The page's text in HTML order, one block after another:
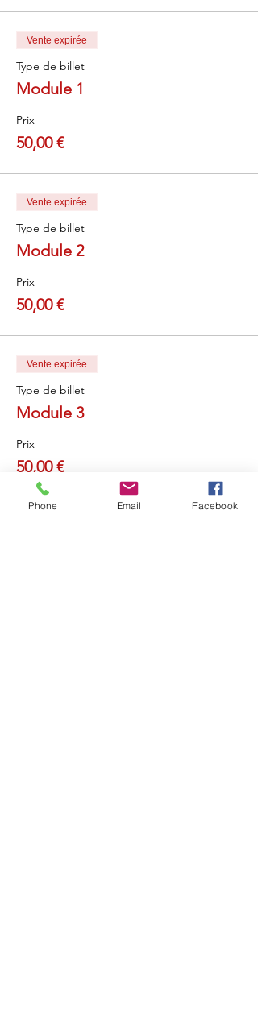
Vente expirée
Type de billet
Module 1
Prix
50,00 €
Vente expirée
Type de billet
Module 2
Prix
50,00 €
Vente expirée
Type de billet
Module 3
Prix
50,00 €
Phone Email Facebook